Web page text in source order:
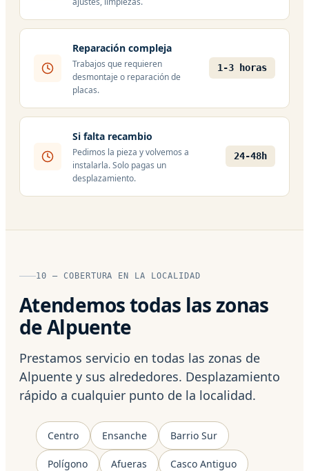
Reparación compleja
Trabajos que requieren
desmontaje o reparación de
placas.
1-3 horas
Si falta recambio
Pedimos la pieza y volvemos a
instalarla. Solo pagas un
desplazamiento.
24-48h
10 — COBERTURA EN LA LOCALIDAD
Atendemos todas las zonas
de Alpuente
Prestamos servicio en todas las zonas de
Alpuente y sus alrededores. Desplazamiento
rápido a cualquier punto de la localidad.
Centro Ensanche Barrio Sur
Polígono Afueras Casco Antiguo